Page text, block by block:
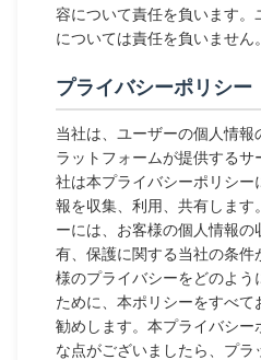
容について責任を負います
については責任を負いません。
プライバシーポリシー
当社は、ユーザーの個人情
ラットフォームが提供するサ
社は本プライバシーポリシ
報を収集、利用、共有します
ーには、お客様の個人情報
有、保護に関する当社の条件
様のプライバシーをどのよう
ために、本ポリシーをすべて
勧めします。本プライバシー
な点がございましたら、プ